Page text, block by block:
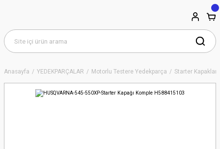
Anasayfa YEDEKPARÇALAR Motorlu Testere Yedekparça Starter Kapakları